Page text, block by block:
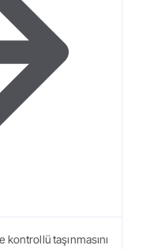
taşınmasını